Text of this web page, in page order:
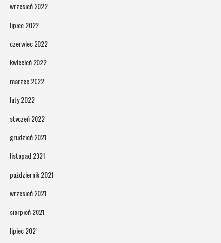
wrzesień 2022
lipiec 2022
czerwiec 2022
kwiecień 2022
marzec 2022
luty 2022
styczeń 2022
grudzień 2021
listopad 2021
październik 2021
wrzesień 2021
sierpień 2021
lipiec 2021